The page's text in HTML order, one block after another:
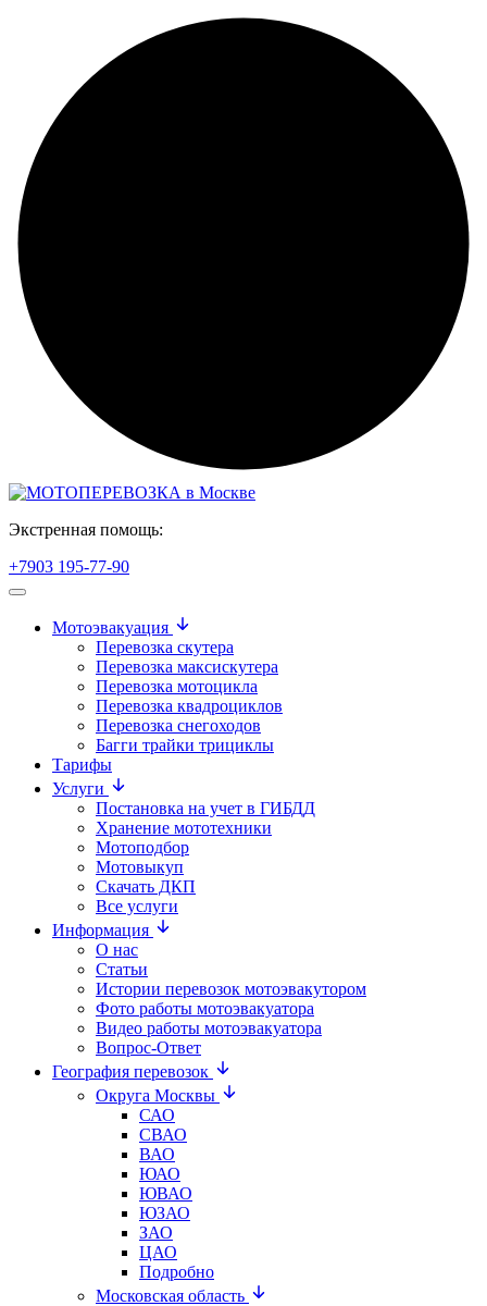
Экстренная помощь:
+7903 195-77-90
Мотоэвакуация
Перевозка скутера
Перевозка максискутера
Перевозка мотоцикла
Перевозка квадроциклов
Перевозка снегоходов
Багги трайки трициклы
Тарифы
Услуги
Постановка на учет в ГИБДД
Хранение мототехники
Мотоподбор
Мотовыкуп
Скачать ДКП
Все услуги
Информация
О нас
Статьи
Истории перевозок мотоэвакутором
Фото работы мотоэвакуатора
Видео работы мотоэвакуатора
Вопрос-Ответ
География перевозок
Округа Москвы
САО
СВАО
ВАО
ЮАО
ЮВАО
ЮЗАО
ЗАО
ЦАО
Подробно
Московская область